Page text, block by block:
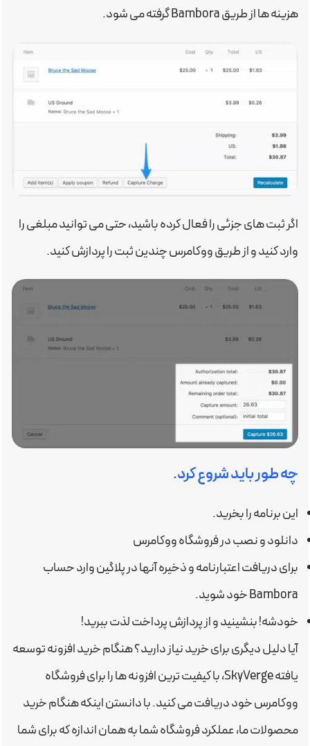
هزینه ها از طریق Bambora گرفته می شود.
اگر ثبت های جزئی را فعال کرده باشید، حتی می توانید مبلغی را
وارد کنید و از طریق ووکامرس چندین ثبت را پردازش کنید.
چه طور باید شروع کرد.
این برنامه را بخرید.
دانلود و نصب در فروشگاه ووکامرس
برای دریافت اعتبارنامه و ذخیره آنها در پلاگین وارد حساب
Bambora خود شوید.
خودشه! بنشینید و از پردازش پرداخت لذت ببرید!
آیا دلیل دیگری برای خرید نیاز دارید؟ هنگام خرید افزونه توسعه
یافته SkyVerge، با کیفیت ترین افزونه ها را برای فروشگاه
ووکامرس خود دریافت می کنید. با دانستن اینکه هنگام خرید
محصولات ما، عملکرد فروشگاه شما به همان اندازه که برای شما